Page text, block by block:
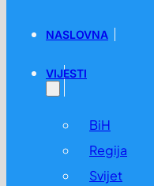
NASLOVNA
VIJESTI
BiH
Regija
Svijet